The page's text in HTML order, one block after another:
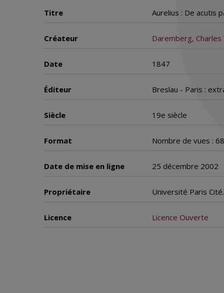
Titre Aurelius : De acutis
Créateur Daremberg, Charles
Date 1847
Éditeur Breslau - Paris :
Siècle 19e siècle
Format Nombre de vues : 68
Date de mise en ligne 25 décembre 2002
Propriétaire Université Paris
Licence Licence Ouverte